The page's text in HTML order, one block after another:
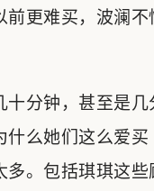
更难买，波澜不
分钟，甚至是几
么她们这么爱买
。包括琪琪这